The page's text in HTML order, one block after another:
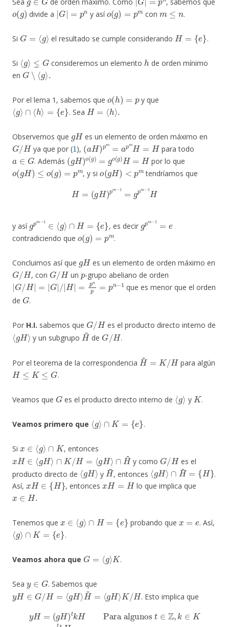
o(g)
divide a
|G|=pn
y así
o (g)=p m
con
m≤n
.
Si
G= ⟩
el resultado se cumple considerando
H= }
.
Si
⟨ g G
consideremos un elemento
h
de orden mínimo
en
G∖⟨g ⟩.
Por el lema 1, sabemos que
(h )
y que
⟨g⟩ ∩⟨h⟩={ e}
. Sea
H=⟨h ⟩.
Observemos que
H
es un elemento de orden máximo en
G/H
ya que por (
1
),
(aH)pm=apmH=H
para todo
a∈G
. Además
(gH)o(g)= o(g)H=H
por lo que
o(gH)≤ o(g)=p m
, y si
(gH)<p m
tendríamos que
H= H) pm−1= m−1H
y así
gpm ∈ ∩ {e }
, es decir
gpm
contradiciendo que
o( g) =pm
.
Concluimos así que
H
es un elemento de orden máximo en
G/H
, con
G/H
un
p
-grupo abeliano de orden
|G/H|=|G|/ |H|=p np=p n−1
que es menor que el orden
de
G
.
Por H.I. sabemos que
G/ H
es el producto directo interno de
⟨ gH⟩
y un subgrupo
H~
de
G/H
.
Por el teorema de la correspondencia
H~ K/H
para algún
H≤ K≤G
.
Veamos que
G
es el producto directo interno de
⟨ g
y
K
.
Veamos primero que
⟨ g K= }
.
Si
g ⟩
, entonces
xH∈⟨ gH⟩∩ K/H=⟨gH⟩∩ H~
y como
G/ H
es el
producto directo de
⟨ H⟩
y
H~
, entonces
⟨gH⟩ ∩H~={ H}
.
Así,
xH∈ {H}
, entonces
xH=H
lo que implica que
x∈ H.
Tenemos que
g ⟩ ={
probando que . Así,
⟨g⟩∩K={ e}
.
Veamos ahora que
G= ⟩ K
.
Sea
G
. Sabemos que
yH∈ G/H=⟨gH⟩H~ =⟨g ⟩ /H
. Esto implica que
yH g H)tkHPara algunos k ∈ K= g kH.